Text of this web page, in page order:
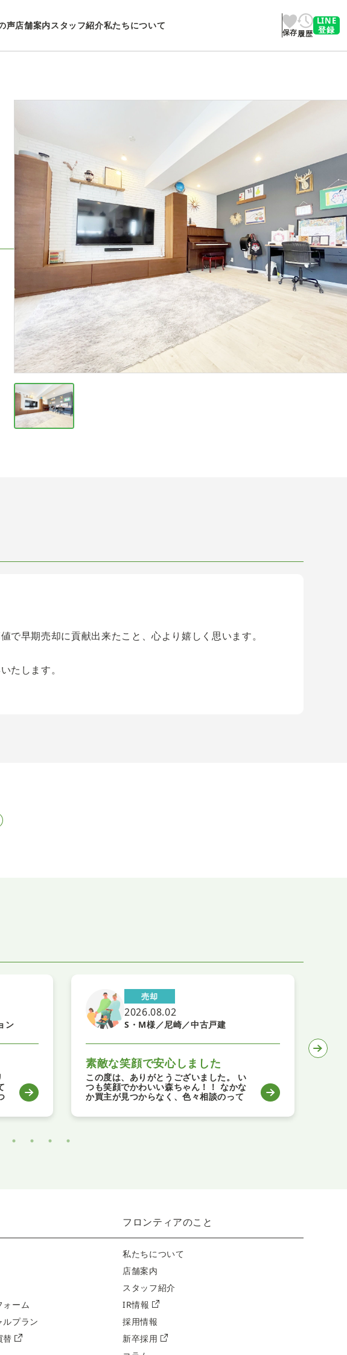
声店舗案内スタッフ紹介私たちについて
保存履歴
LINE
登録
早期売却に貢献出来たこと、心より嬉しく思います。
たします。
ン
売却
2026.08.02
S・M様／尼崎／中古戸建
素敵な笑顔で安心しました
この度は、ありがとうございました。 い
つも笑顔でかわいい森ちゃん！！ なかな
か買主が見つからなく、色々相談のって
とここまできたねー 不安なところもあっ
ーム
ルプラン
替
フロンティアのこと
私たちについて
店舗案内
スタッフ紹介
IR情報
採用情報
新卒採用